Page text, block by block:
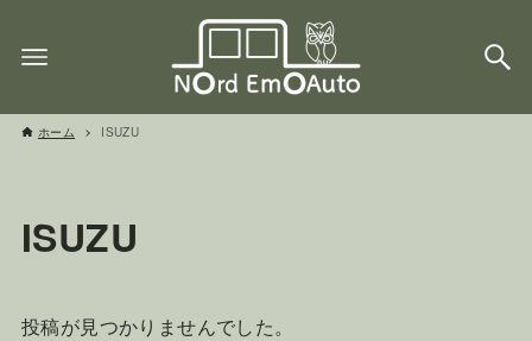
ホーム ISUZU
ISUZU
投稿が見つかりませんでした。